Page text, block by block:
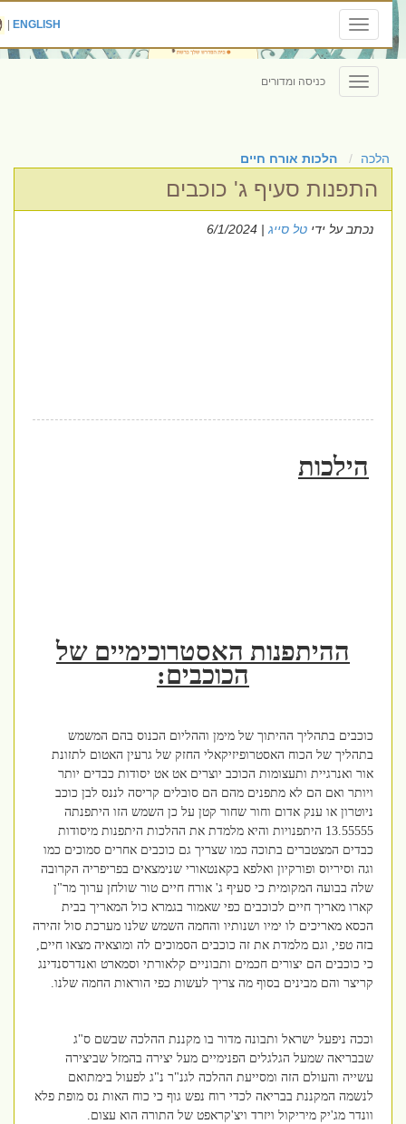
Toggle
navigation
ENGLISH
|
Toggle
navigation
כניסה ומדורים
הלכה הלכות אורח חיים
התפנות סעיף ג' כוכבים
נכתב על ידיטל סייג| 6/1/2024
הילכות
ההיתפנות האסטרוכימיים של
הכוכבים:
כוכבים בתהליך ההיתוך של מימן וההליום הכנוס בהם המשמש
בתהליך של הכוח האסטרופיזיקאלי החזק של גרעין האטום לתזונת
אור ואנרגיית ותעצומות הכוכב יוצרים אט אט יסודות כבדים יותר
ויותר ואם הם לא מתפנים מהם הם סובלים קריסה לננס לבן כוכב
ניוטרון או ענק אדום וחור שחור קטן על כן השמש הזו היתפנתה
13.55555 היתפנויות והיא מלמדת את ההלכות היתפנות מיסודות
כבדים המצטברים בתוכה כמו שצריך גם כוכבים אחרים סמוכים כמו
וגה וסיריוס ופורקיון ואלפא בקאנטאורי שנימצאים בפריפריה הקרובה
שלה בבועה המקומית כי סעיף ג' אורח חיים טור שולחן ערוך מר"ן
קארו מאריך חיים לכוכבים כפי שאמור בגמרא כול המאריך בבית
הכסא מאריכים לו ימיו ושנותיו והחמה השמש שלנו מערכת סול זהירה
בזה טפי, וגם מלמדת את זה כוכבים הסמוכים לה ומוצאיה מצאו חיים,
כי כוכבים הם יצורים חכמים ותבוניים קלאורתי וסמארט ואנדרסנדינג
קריצר והם מבינים בסוף מה צריך לעשות כפי הוראות החמה שלנו.
וככה ניפעל ישראל ותבונה מדור בו מקננת ההלכה שבשם ס"ג
שבבריאה שמעל הגלגלים הפנימיים מעל יצירה בהמזל שביצירה
עשייה והעולם הזה ומסייעת ההלכה לגנ"ר נ"ג לפעול בימתואם
לנשמה המקננת בבריאה לכדי רוח נפש גוף כי כוח האות נס מופת פלא
וונדר מג'יק מיריקול ויזרד ויצ'קראפט של התורה הוא עצום.